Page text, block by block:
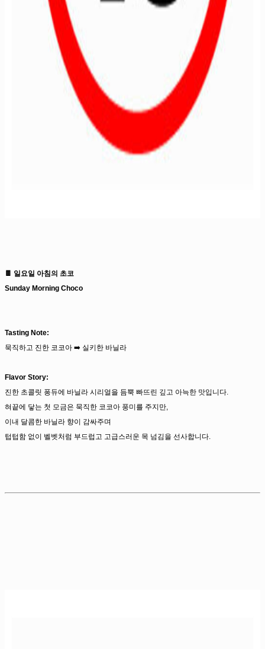
🍫 일요일 아침의 초코
Sunday Morning Choco
Tasting Note:
묵직하고 진한 코코아 ➡️ 실키한 바닐라
Flavor Story:
진한 초콜릿 퐁듀에 바닐라 시리얼을 듬뿍 빠뜨린 깊고 아늑한 맛입니다.
혀끝에 닿는 첫 모금은 묵직한 코코아 풍미를 주지만,
이내 달콤한 바닐라 향이 감싸주며
텁텁함 없이 벨벳처럼 부드럽고 고급스러운 목 넘김을 선사합니다.